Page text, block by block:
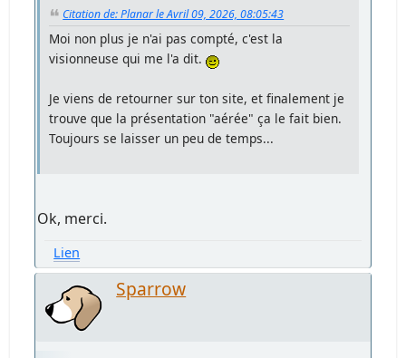
Citation de: Planar le Avril 09, 2026, 08:05:43
Moi non plus je n'ai pas compté, c'est la
visionneuse qui me l'a dit.
Je viens de retourner sur ton site, et finalement je
trouve que la présentation "aérée" ça le fait bien.
Toujours se laisser un peu de temps...
Ok, merci.
Lien
Sparrow